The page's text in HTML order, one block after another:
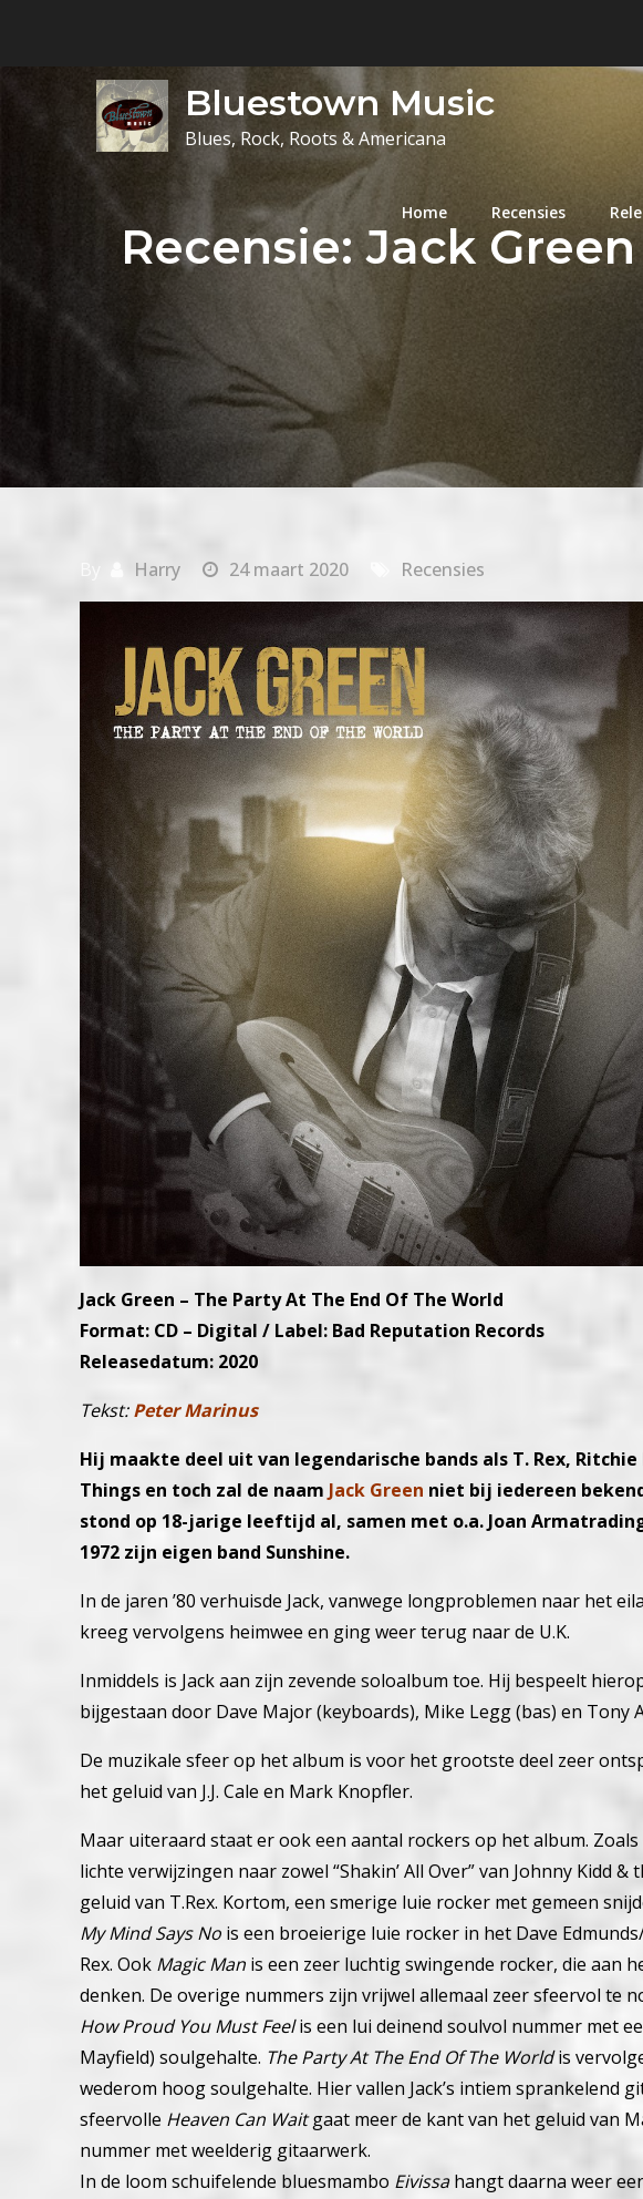
Bluestown Music
Blues, Rock, Roots & Americana
Home Recensies
Recensie: Jack
Harry 24 maart 2020 Recensies
Jack Green – The Party At The End Of The World
Format: CD – Digital / Label: Bad Reputation Records
Releasedatum: 2020
Tekst:Peter Marinus
Hij maakte deel uit van legendarische bands als T. Rex,
Things en toch zal de naam Jack Green niet bij iedereen
stond op 18-jarige leeftijd al, samen met o.a. Joan
1972 zijn eigen band Sunshine.
In de jaren ’80 verhuisde Jack, vanwege longproblemen naar het
kreeg vervolgens heimwee en ging weer terug naar de U.K.
Inmiddels is Jack aan zijn zevende soloalbum toe. Hij bespeelt
bijgestaan door Dave Major (keyboards), Mike Legg (bas) en Tony
De muzikale sfeer op het album is voor het grootste deel zeer
het geluid van J.J. Cale en Mark Knopfler.
Maar uiteraard staat er ook een aantal rockers op het album. Zoals
lichte verwijzingen naar zowel “Shakin’ All Over” van Johnny Kidd
geluid van T.Rex. Kortom, een smerige luie rocker met gemeen
My Mind Says No is een broeierige luie rocker in het Dave
Rex. Ook Magic Man is een zeer luchtig swingende rocker, die aan
denken. De overige nummers zijn vrijwel allemaal zeer sfeervol te
How Proud You Must Feelis een lui deinend soulvol nummer met
Mayfield) soulgehalte. The Party At The End Of The Worldis
wederom hoog soulgehalte. Hier vallen Jack’s intiem sprankelend
sfeervolle Heaven Can Waitgaat meer de kant van het geluid van
nummer met weelderig gitaarwerk.
In de loom schuifelende bluesmambo Eivissahangt daarna weer